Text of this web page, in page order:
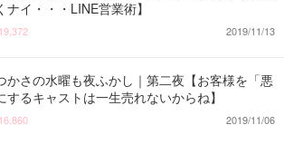
ナイ・・・LINE営業術】
19,372 2019/11/13
かさの水曜も夜ふかし｜第二夜【お客様を「悪
するキャストは一生売れないからね】
16,860 2019/11/06